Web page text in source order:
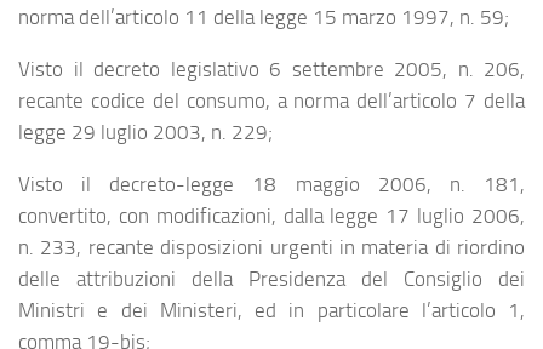
norma dell’articolo 11 della legge 15 marzo 1997, n. 59;
Visto il decreto legislativo 6 settembre 2005, n. 206,
recante codice del consumo, a norma dell’articolo 7 della
legge 29 luglio 2003, n. 229;
Visto il decreto-legge 18 maggio 2006, n. 181,
convertito, con modificazioni, dalla legge 17 luglio 2006,
n. 233, recante disposizioni urgenti in materia di riordino
delle attribuzioni della Presidenza del Consiglio dei
Ministri e dei Ministeri, ed in particolare l’articolo 1,
comma 19-bis;